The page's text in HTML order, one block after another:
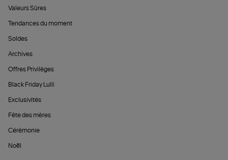
Valeurs Sûres
Tendances du moment
Soldes
Archives
Offres Privilèges
Black Friday Lulli
Exclusivités
Fête des mères
Cérémonie
Noël